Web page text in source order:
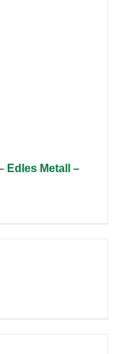
Edles Metall –